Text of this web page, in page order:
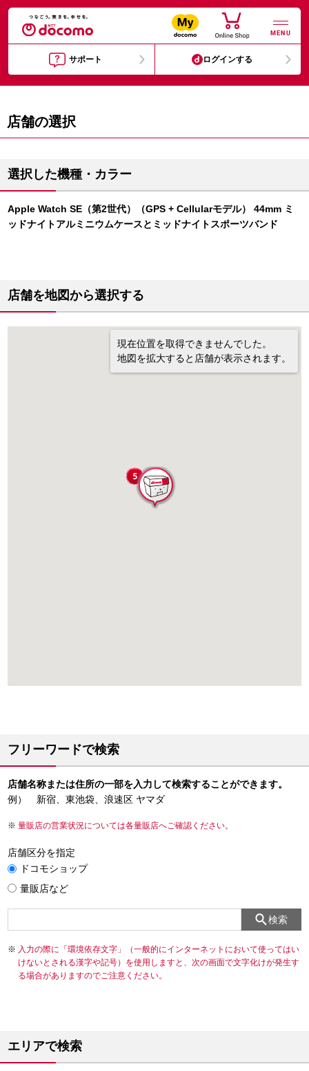
MENU
サポート ログインする
店舗の選択
選択した機種・カラー
Apple Watch SE（第2世代）（GPS + Cellularモデル） 44mm ミ
ッドナイトアルミニウムケースとミッドナイトスポーツバンド
店舗を地図から選択する
現在位置を取得できませんでした。
地図を拡大すると店舗が表示されます。
フリーワードで検索
店舗名称または住所の一部を入力して検索することができます。
例） 新宿、東池袋、浪速区 ヤマダ
量販店の営業状況については各量販店へご確認ください。
店舗区分を指定
ドコモショップ
量販店など
検索
入力の際に「環境依存文字」（一般的にインターネットにおいて使ってはい
けないとされる漢字や記号）を使用しますと、次の画面で文字化けが発生す
る場合がありますのでご注意ください。
エリアで検索